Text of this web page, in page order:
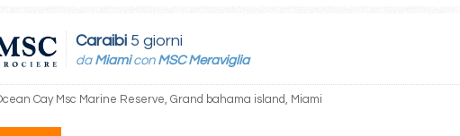
Caraibi 5 giorni
da Miamicon MSC Meraviglia
Cay Msc Marine Reserve, Grand bahama island, Miami